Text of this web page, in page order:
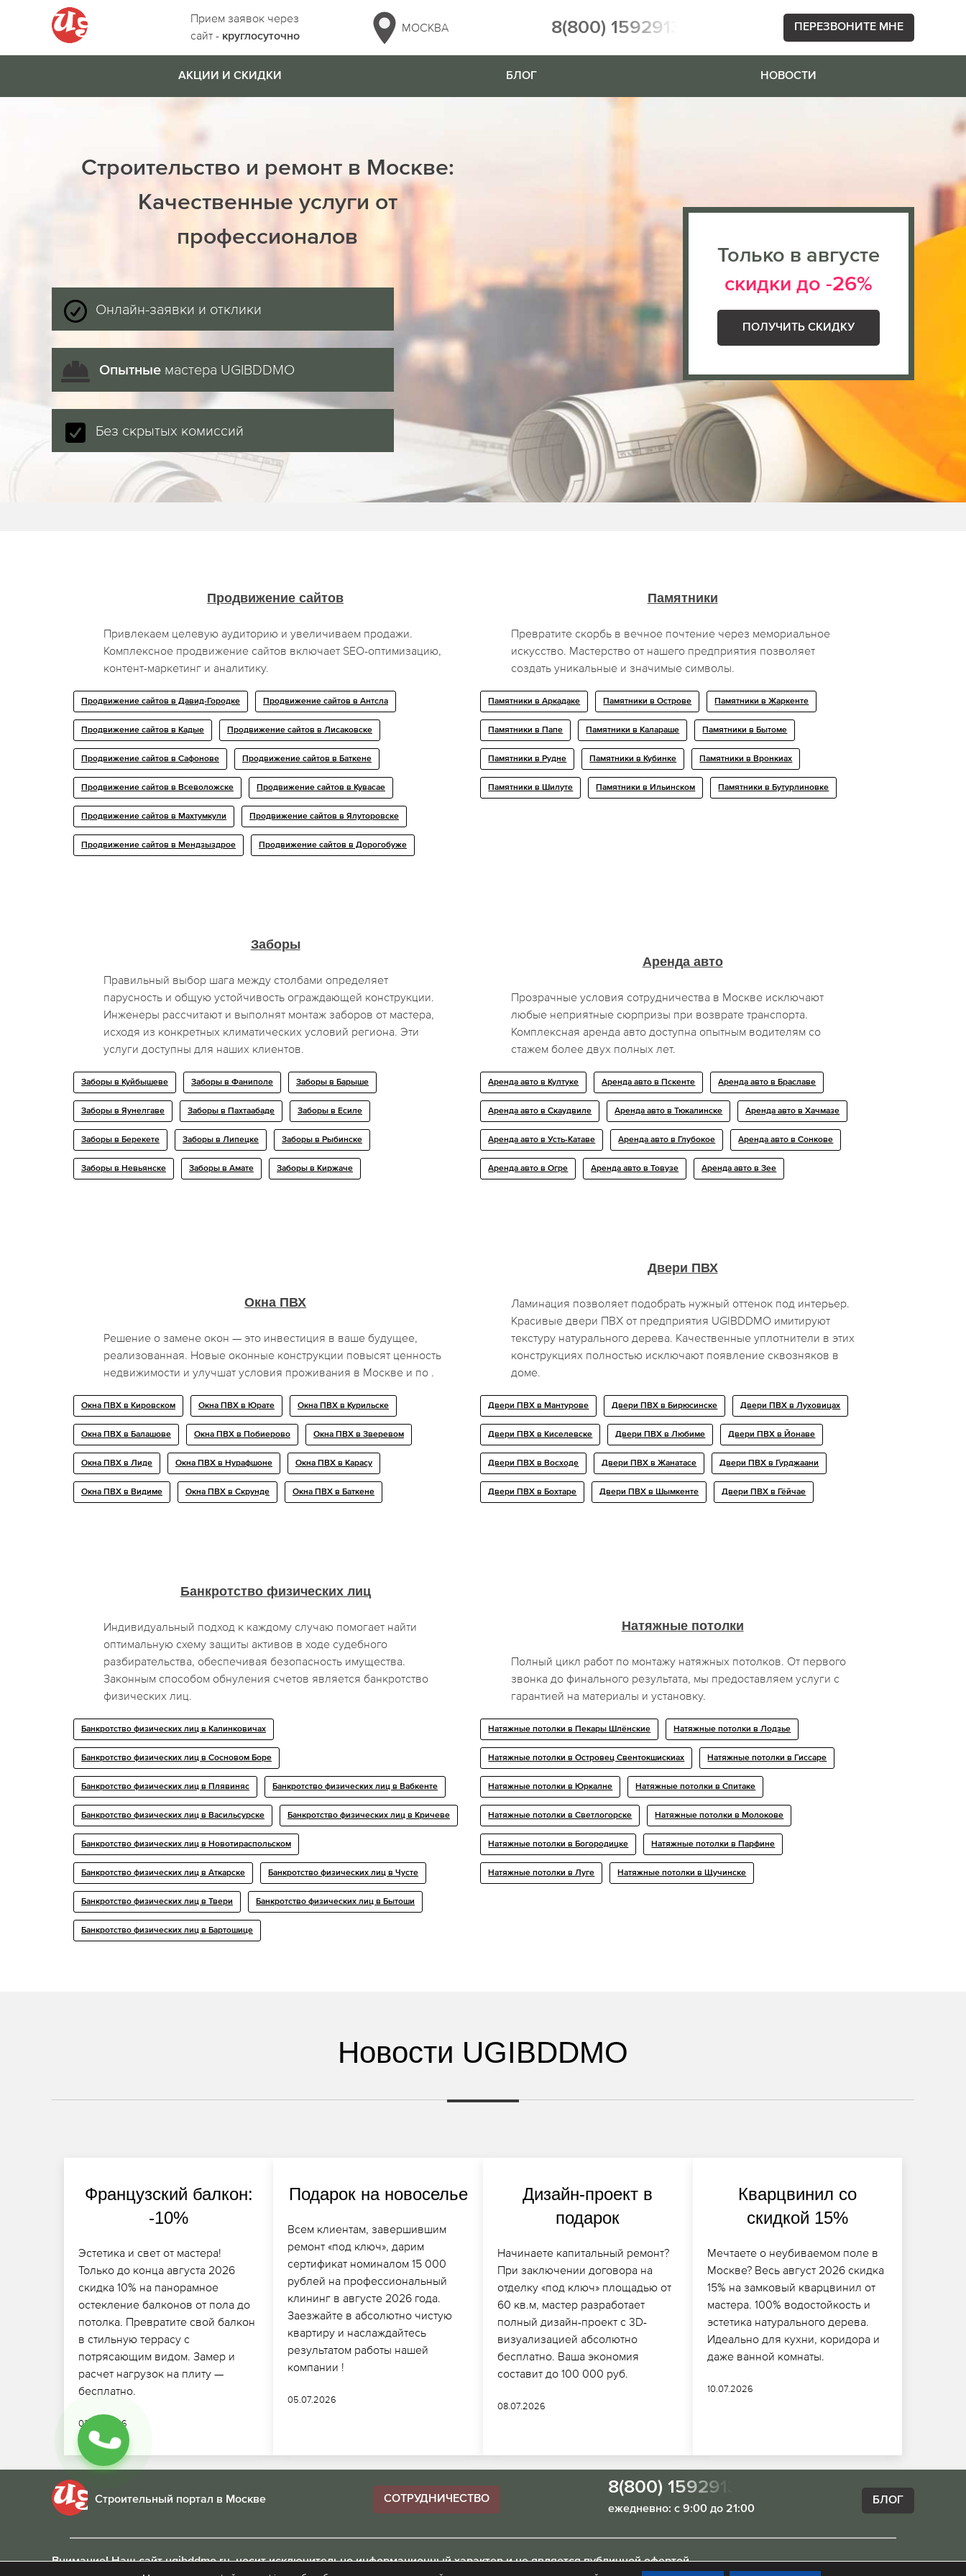
Прием заявок через
сайт - круглосуточно
МОСКВА 8(800) 1592913 ПЕРЕЗВОНИТЕ МНЕ
АКЦИИ И СКИДКИ БЛОГ НОВОСТИ
Строительство и ремонт в Москве:
Качественные услуги от
профессионалов
Онлайн-заявки и отклики
Опытные мастера UGIBDDMO
Без скрытых комиссий
Только в августе
скидки до -26%
ПОЛУЧИТЬ СКИДКУ
Продвижение сайтов
Привлекаем целевую аудиторию и увеличиваем продажи.
Комплексное продвижение сайтов включает SEO-оптимизацию,
контент-маркетинг и аналитику.
Продвижение сайтов в Давид-Городке Продвижение сайтов в Антсла
Продвижение сайтов в Кадые Продвижение сайтов в Лисаковске
Продвижение сайтов в Сафонове Продвижение сайтов в Баткене
Продвижение сайтов в Всеволожске Продвижение сайтов в Кувасае
Продвижение сайтов в Махтумкули Продвижение сайтов в Ялуторовске
Продвижение сайтов в Мендзыздрое Продвижение сайтов в Дорогобуже
Памятники
Превратите скорбь в вечное почтение через мемориальное
искусство. Мастерство от нашего предприятия позволяет
создать уникальные и значимые символы.
Памятники в Аркадаке Памятники в Острове Памятники в Жаркенте
Памятники в Папе Памятники в Калараше Памятники в Бытоме
Памятники в Рудне Памятники в Кубинке Памятники в Вронкиах
Памятники в Шилуте Памятники в Ильинском Памятники в Бутурлиновке
Заборы
Правильный выбор шага между столбами определяет
парусность и общую устойчивость ограждающей конструкции.
Инженеры рассчитают и выполнят монтаж заборов от мастера,
исходя из конкретных климатических условий региона. Эти
услуги доступны для наших клиентов.
Заборы в Куйбышеве Заборы в Фаниполе Заборы в Барыше
Заборы в Яунелгаве Заборы в Пахтаабаде Заборы в Есиле
Заборы в Берекете Заборы в Липецке Заборы в Рыбинске
Заборы в Невьянске Заборы в Амате Заборы в Киржаче
Аренда авто
Прозрачные условия сотрудничества в Москве исключают
любые неприятные сюрпризы при возврате транспорта.
Комплексная аренда авто доступна опытным водителям со
стажем более двух полных лет.
Аренда авто в Култуке Аренда авто в Пскенте Аренда авто в Браславе
Аренда авто в Скаудвиле Аренда авто в Тюкалинске Аренда авто в Хачмазе
Аренда авто в Усть-Катаве Аренда авто в Глубокое Аренда авто в Сонкове
Аренда авто в Огре Аренда авто в Товузе Аренда авто в Зее
Окна ПВХ
Решение о замене окон — это инвестиция в ваше будущее,
реализованная. Новые оконные конструкции повысят ценность
недвижимости и улучшат условия проживания в Москве и по .
Окна ПВХ в Кировском Окна ПВХ в Юрате Окна ПВХ в Курильске
Окна ПВХ в Балашове Окна ПВХ в Побиерово Окна ПВХ в Зверевом
Окна ПВХ в Лиде Окна ПВХ в Нурафшоне Окна ПВХ в Карасу
Окна ПВХ в Видиме Окна ПВХ в Скрунде Окна ПВХ в Баткене
Двери ПВХ
Ламинация позволяет подобрать нужный оттенок под интерьер.
Красивые двери ПВХ от предприятия UGIBDDMO имитируют
текстуру натурального дерева. Качественные уплотнители в этих
конструкциях полностью исключают появление сквозняков в
доме.
Двери ПВХ в Мантурове Двери ПВХ в Бирюсинске Двери ПВХ в Луховицах
Двери ПВХ в Киселевске Двери ПВХ в Любиме Двери ПВХ в Йонаве
Двери ПВХ в Восходе Двери ПВХ в Жанатасе Двери ПВХ в Гурджаани
Двери ПВХ в Бохтаре Двери ПВХ в Шымкенте Двери ПВХ в Гёйчае
Банкротство физических лиц
Индивидуальный подход к каждому случаю помогает найти
оптимальную схему защиты активов в ходе судебного
разбирательства, обеспечивая безопасность имущества.
Законным способом обнуления счетов является банкротство
физических лиц.
Банкротство физических лиц в Калинковичах
Банкротство физических лиц в Сосновом Боре
Банкротство физических лиц в Плявиняс Банкротство физических лиц в Вабкенте
Банкротство физических лиц в Васильсурске Банкротство физических лиц в Кричеве
Банкротство физических лиц в Новотираспольском
Банкротство физических лиц в Аткарске Банкротство физических лиц в Чусте
Банкротство физических лиц в Твери Банкротство физических лиц в Бытоши
Банкротство физических лиц в Бартошице
Натяжные потолки
Полный цикл работ по монтажу натяжных потолков. От первого
звонка до финального результата, мы предоставляем услуги с
гарантией на материалы и установку.
Натяжные потолки в Пекары Шлёнские Натяжные потолки в Лодзье
Натяжные потолки в Островец Свентокшискиах Натяжные потолки в Гиссаре
Натяжные потолки в Юркалне Натяжные потолки в Спитаке
Натяжные потолки в Светлогорске Натяжные потолки в Молокове
Натяжные потолки в Богородицке Натяжные потолки в Парфине
Натяжные потолки в Луге Натяжные потолки в Щучинске
Новости UGIBDDMO
Французский балкон:
-10%
Эстетика и свет от мастера!
Только до конца августа 2026
скидка 10% на панорамное
остекление балконов от пола до
потолка. Превратите свой балкон
в стильную террасу с
потрясающим видом. Замер и
расчет нагрузок на плиту —
бесплатно.
02.07.2026
Подарок на новоселье
Всем клиентам, завершившим
ремонт «под ключ», дарим
сертификат номиналом 15 000
рублей на профессиональный
клининг в августе 2026 года.
Заезжайте в абсолютно чистую
квартиру и наслаждайтесь
результатом работы нашей
компании !
05.07.2026
Дизайн-проект в
подарок
Начинаете капитальный ремонт?
При заключении договора на
отделку «под ключ» площадью от
60 кв.м, мастер разработает
полный дизайн-проект с 3D-
визуализацией абсолютно
бесплатно. Ваша экономия
составит до 100 000 руб.
08.07.2026
Кварцвинил со
скидкой 15%
Мечтаете о неубиваемом поле в
Москве? Весь август 2026 скидка
15% на замковый кварцвинил от
мастера. 100% водостойкость и
эстетика натурального дерева.
Идеально для кухни, коридора и
даже ванной комнаты.
10.07.2026
Строительный портал в Москве СОТРУДНИЧЕСТВО
8(800) 1592913
ежедневно: с 9:00 до 21:00
БЛОГ
Внимание! Наш сайт ugibddmo.ru, носит исключительно информационный характер и не является публичной офертой.